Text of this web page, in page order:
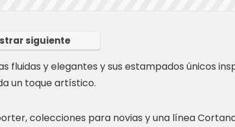
siguiente
fluidas y elegantes y sus estampados únicos
un toque artístico.
colecciones para novias y una línea